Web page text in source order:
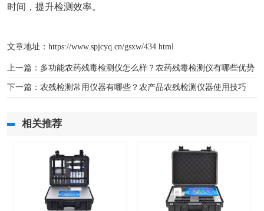
时间，提升检测效率。
文章地址： https://www.spjcyq.cn/gsxw/434.html
上一篇： 多功能农药残毒检测仪怎么样？农药残毒检测仪有哪些优势
下一篇： 农残检测常用仪器有哪些？农产品农残检测仪器使用技巧
相关推荐